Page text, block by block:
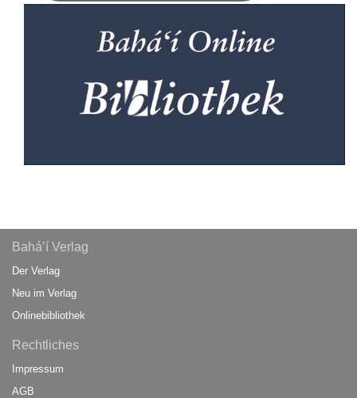
Bahá’í Verlag
Der Verlag
Neu im Verlag
Onlinebibliothek
Rechtliches
Impressum
AGB